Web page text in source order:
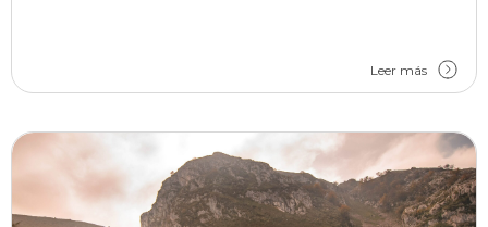
Leer más